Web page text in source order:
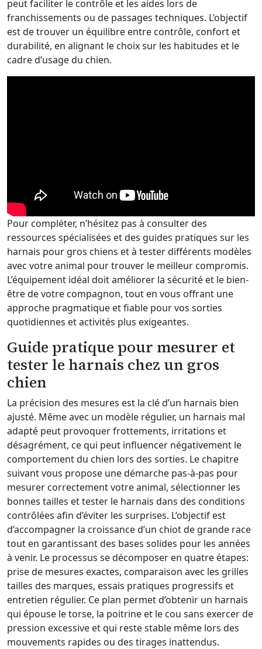
peut faciliter le contrôle et les aides lors de
franchissements ou de passages techniques. L’objectif
est de trouver un équilibre entre contrôle, confort et
durabilité, en alignant le choix sur les habitudes et le
cadre d’usage du chien.
Pour compléter, n’hésitez pas à consulter des
ressources spécialisées et des guides pratiques sur les
harnais pour gros chiens et à tester différents modèles
avec votre animal pour trouver le meilleur compromis.
L’équipement idéal doit améliorer la sécurité et le bien-
être de votre compagnon, tout en vous offrant une
approche pragmatique et fiable pour vos sorties
quotidiennes et activités plus exigeantes.
Guide pratique pour mesurer et
tester le harnais chez un gros
chien
La précision des mesures est la clé d’un harnais bien
ajusté. Même avec un modèle régulier, un harnais mal
adapté peut provoquer frottements, irritations et
désagrément, ce qui peut influencer négativement le
comportement du chien lors des sorties. Le chapitre
suivant vous propose une démarche pas-à-pas pour
mesurer correctement votre animal, sélectionner les
bonnes tailles et tester le harnais dans des conditions
contrôlées afin d’éviter les surprises. L’objectif est
d’accompagner la croissance d’un chiot de grande race
tout en garantissant des bases solides pour les années
à venir. Le processus se décomposer en quatre étapes:
prise de mesures exactes, comparaison avec les grilles
tailles des marques, essais pratiques progressifs et
entretien régulier. Ce plan permet d’obtenir un harnais
qui épouse le torse, la poitrine et le cou sans exercer de
pression excessive et qui reste stable même lors des
mouvements rapides ou des tirages inattendus.